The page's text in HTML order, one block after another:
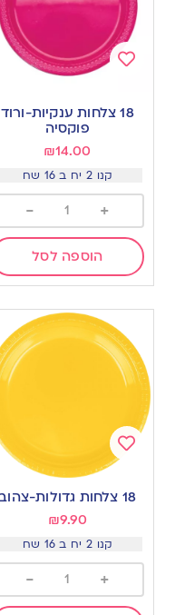
to
wishlist
18 צלחות ענקיות-ורוד
פוקסיה
₪14.00
קנו 2 יח ב 16 שח
+
-
הוספה לסל
Add
to
18 צלחות גדולות-צהוב
₪9.90
קנו 2 יח ב 16 שח
+
-